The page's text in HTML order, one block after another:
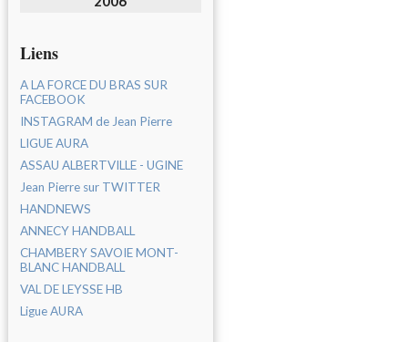
Liens
A LA FORCE DU BRAS SUR
FACEBOOK
INSTAGRAM de Jean Pierre
LIGUE AURA
ASSAU ALBERTVILLE - UGINE
Jean Pierre sur TWITTER
HANDNEWS
ANNECY HANDBALL
CHAMBERY SAVOIE MONT-
BLANC HANDBALL
VAL DE LEYSSE HB
Ligue AURA